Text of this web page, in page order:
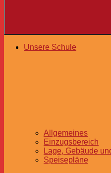
Unsere Schule
Allgemeines
Einzugsbereich
Lage, Gebäude
Speisepläne